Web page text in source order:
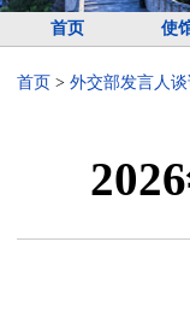
首页 使
首页 > 外交部发言人谈